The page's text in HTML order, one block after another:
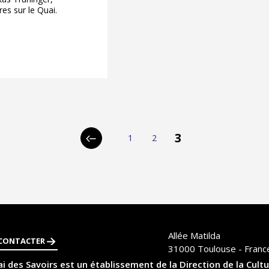
sur le Quai.
pagination
Page
Page
1 Page
2 Page
3
Allée Matilda
31000 Toulouse -
des Savoirs est un établissement de la Direction de la